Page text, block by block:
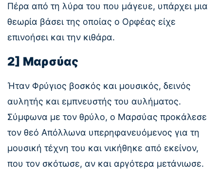
Πέρα από τη λύρα του που μάγευε, υπάρχει μια
θεωρία βάσει της οποίας ο Ορφέας είχε
επινοήσει και την κιθάρα.
2] Μαρσύας
Ήταν Φρύγιος βοσκός και μουσικός, δεινός
αυλητής και εμπνευστής του αυλήματος.
Σύμφωνα με τον θρύλο, ο Μαρσύας προκάλεσε
τον θεό Απόλλωνα υπερηφανευόμενος για τη
μουσική τέχνη του και νικήθηκε από εκείνον,
που τον σκότωσε, αν και αργότερα μετάνιωσε.